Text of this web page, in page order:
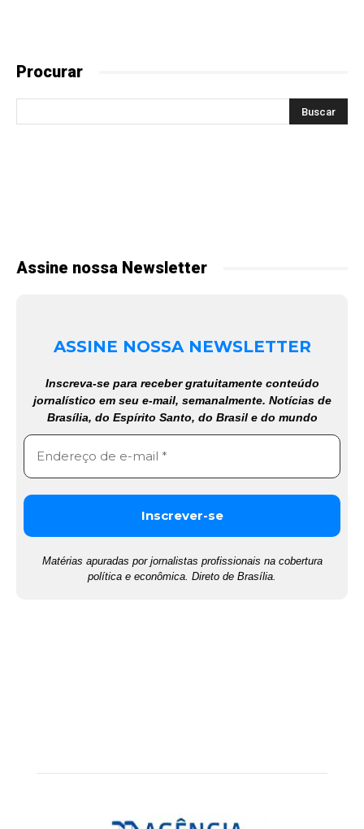
Procurar
Assine nossa Newsletter
ASSINE NOSSA NEWSLETTER
Inscreva-se para receber gratuitamente conteúdo
jornalístico em seu e-mail, semanalmente. Notícias de
Brasília, do Espírito Santo, do Brasil e do mundo
Matérias apuradas por jornalistas profissionais na cobertura
política e econômica. Direto de Brasília.